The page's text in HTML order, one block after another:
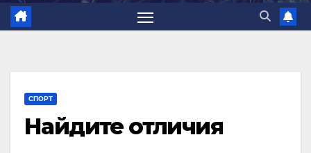
СПОРТ
Найдите отличия